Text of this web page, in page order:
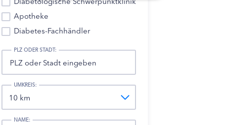
Apotheke
Diabetes-Fachhändler
PLZ ODER STADT:
UMKREIS:
NAME: